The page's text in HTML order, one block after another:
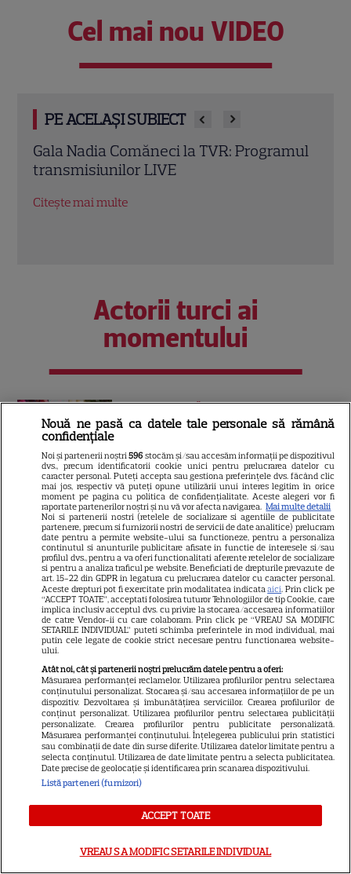
Cel mai nou VIDEO
PE ACELAȘI SUBIECT
Satoshi „aprinde” Viena! Moldova
deschide prima semifinală Eurovision
România
Actorii turci ai
momentului
VEDETE STRĂINE
Halit Ergenç s-a lansat în
afaceri la Londra: Actorul din
„Suleyman Magnificul” a
deschis o rețea de plăcintării
turcești
12
SERIALE TURCEŞTI
Demet Özdemir, vedeta din
„Fata din vis”, are o poveste
impresionantă. Cum a ajuns
una dintre cele mai iubite
actrițe din Turcia
32
VEDETE STRĂINE
Cum își petrec vara cele mai
iubite actrițe din serialele
turcești. Fahriye Evcen, Hande
Erçel și Neslihan Atagül,
imagini din vacanță
VEDETE STRĂINE
Can Yaman revine pe ecrane
Nouă ne pasă ca datele tale personale să rămână
confidențiale
Noi și partenerii noștri596 stocăm și/sau accesăm informații pe dispozitivul
dvs., precum identificatorii cookie unici pentru prelucrarea datelor cu
caracter personal. Puteți accepta sau gestiona preferințele dvs. făcând clic
mai jos, respectiv vă puteți opune utilizării unui interes legitim în orice
moment pe pagina cu politica de confidențialitate. Aceste alegeri vor fi
raportate partenerilor noștri și nu vă vor afecta navigarea. Mai multe detalii
Noi si partenerii nostri (retelele de socializare si agentiile de publicitate
partenere, precum si furnizorii nostri de servicii de date analitice) prelucram
date pentru a permite website-ului sa functioneze, pentru a personaliza
continutul si anunturile publicitare afisate in functie de interesele si/sau
profilul dvs., pentru a va oferi functionalitati aferente retelelor de socializare
si pentru a analiza traficul pe website. Beneficiati de drepturile prevazute de
art. 15-22 din GDPR in legatura cu prelucrarea datelor cu caracter personal.
Aceste drepturi pot fi exercitate prin modalitatea indicataaici. Prin click pe
“ACCEPT TOATE”, acceptati folosirea tuturor Tehnologiilor de tip Cookie, care
implica inclusiv acceptul dvs. cu privire la stocarea/accesarea informatiilor
de catre Vendor-ii cu care colaboram. Prin click pe “VREAU SA MODIFIC
SETARILE INDIVIDUAL” puteti schimba preferintele in mod individual, mai
putin cele legate de cookie strict necesare pentru functionarea website-
ului.
Atât noi, cât și partenerii noștri prelucrăm datele pentru a oferi:
Măsurarea performanței reclamelor. Utilizarea profilurilor pentru selectarea
conținutului personalizat. Stocarea și/sau accesarea informațiilor de pe un
dispozitiv. Dezvoltarea și îmbunătățirea serviciilor. Crearea profilurilor de
conținut personalizat. Utilizarea profilurilor pentru selectarea publicității
personalizate. Crearea profilurilor pentru publicitate personalizată.
Măsurarea performanței conținutului. Înțelegerea publicului prin statistici
sau combinații de date din surse diferite. Utilizarea datelor limitate pentru a
selecta conținutul. Utilizarea de date limitate pentru a selecta publicitatea.
Date precise de geolocație și identificarea prin scanarea dispozitivului.
Listă parteneri (furnizori)
ACCEPT TOATE
VREAU SA MODIFIC SETARILE INDIVIDUAL